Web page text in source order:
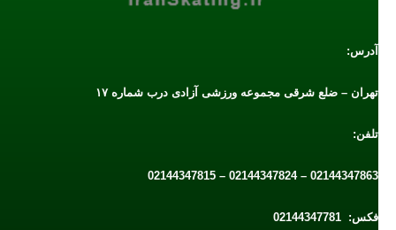
آدرس:
تهران – ضلع شرقی مجموعه ورزشی آزادی درب شماره ۱۷
تلفن:
02144347863 – 02144347824 – 02144347815
فکس: 02144347781